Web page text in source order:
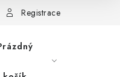
Registrace